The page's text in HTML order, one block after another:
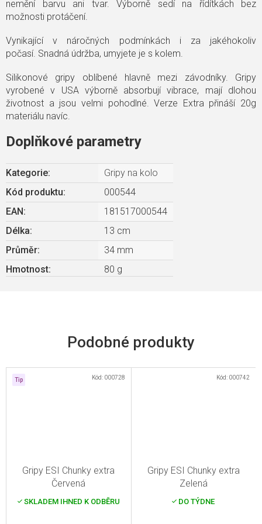
nemění barvu ani tvar. Výborně sedí na řídítkách bez
možnosti protáčení.
Vynikající v náročných podmínkách i za jakéhokoliv
počasí. Snadná údržba, umyjete je s kolem.
Silikonové gripy oblíbené hlavně mezi závodníky. Gripy
vyrobené v USA výborně absorbují vibrace, mají dlohou
životnost a jsou velmi pohodlné. Verze Extra přináší 20g
materiálu navíc.
Doplňkové parametry
Kategorie:
Gripy na kolo
Kód produktu:
000544
EAN:
181517000544
Délka:
13 cm
Průměr:
34 mm
Hmotnost: 80 g
Tip
Gripy ESI Chunky extra
Červená
SKLADEM IHNED K ODBĚRU
Kód: 000728
Gripy ESI Chunky extra
Zelená
DO TÝDNE
Kód: 000742